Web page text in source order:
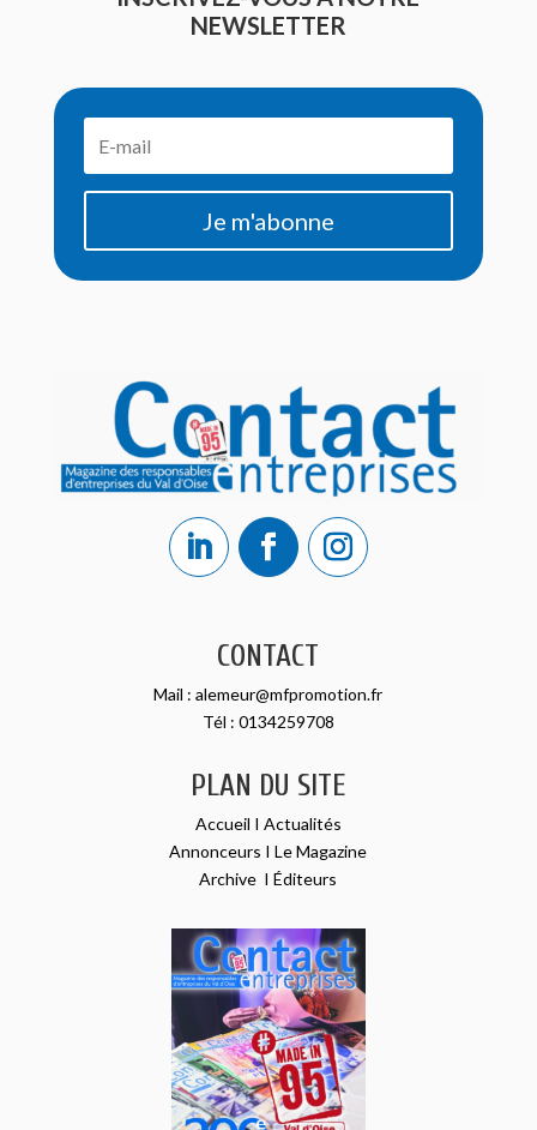
NEWSLETTER
Je m'abonne
CONTACT
Mail :alemeur@mfpromotion.fr
Tél : 0134259708
PLAN DU SITE
Accueil I Actualités
Annonceurs ILe Magazine
Archive IÉditeurs